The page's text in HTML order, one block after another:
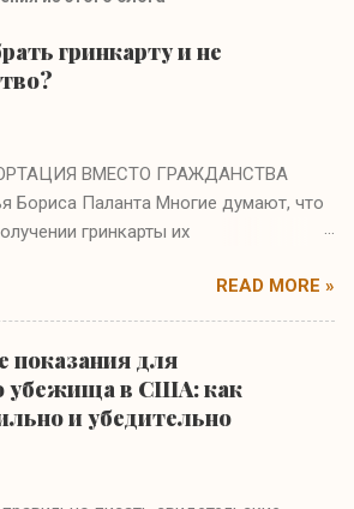
гринкарту и не
ВМЕСТО ГРАЖДАНСТВА
Бориса Паланта Многие думают, что
гринкарты их
Если на интервью по
иммиграционный офицер
или в результате мошенничества, то
только откажут в гражданстве, но и
гринкарту и начнут процесс
READ MORE »
показания для
убежища в США: как
и убедительно